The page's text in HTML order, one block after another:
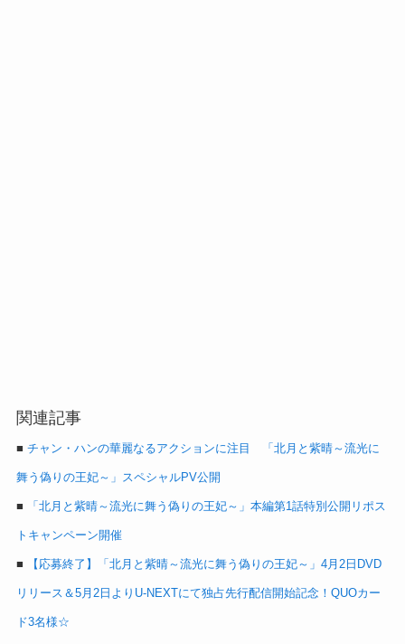
関連記事
■ チャン・ハンの華麗なるアクションに注目 「北月と紫晴～流光に
舞う偽りの王妃～」スペシャルPV公開
■ 「北月と紫晴～流光に舞う偽りの王妃～」本編第1話特別公開リポス
トキャンペーン開催
■ 【応募終了】「北月と紫晴～流光に舞う偽りの王妃～」4月2日DVD
リリース＆5月2日よりU-NEXTにて独占先行配信開始記念！QUOカー
ド3名様☆